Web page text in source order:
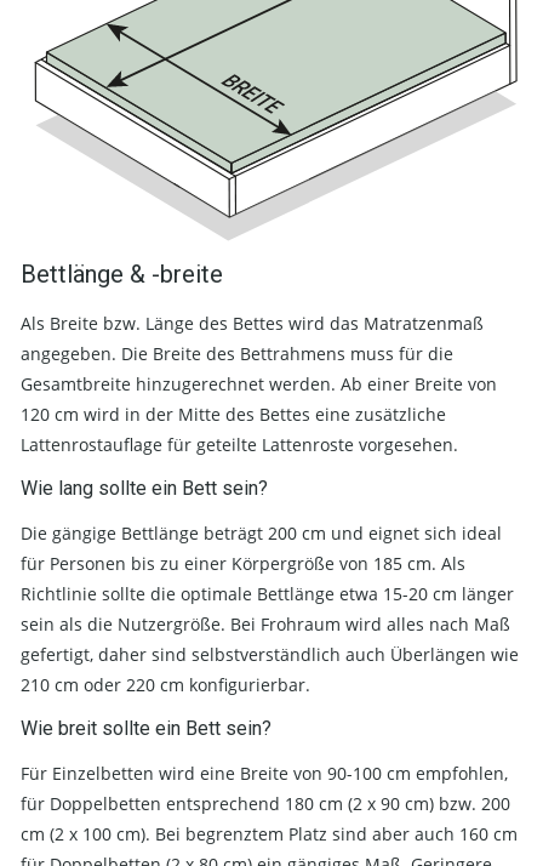
Bettlänge & -breite
Als Breite bzw. Länge des Bettes wird das Matratzenmaß
angegeben. Die Breite des Bettrahmens muss für die
Gesamtbreite hinzugerechnet werden. Ab einer Breite von
120 cm wird in der Mitte des Bettes eine zusätzliche
Lattenrostauflage für geteilte Lattenroste vorgesehen.
Wie lang sollte ein Bett sein?
Die gängige Bettlänge beträgt 200 cm und eignet sich ideal
für Personen bis zu einer Körpergröße von 185 cm. Als
Richtlinie sollte die optimale Bettlänge etwa 15-20 cm länger
sein als die Nutzergröße. Bei Frohraum wird alles nach Maß
gefertigt, daher sind selbstverständlich auch Überlängen wie
210 cm oder 220 cm konfigurierbar.
Wie breit sollte ein Bett sein?
Für Einzelbetten wird eine Breite von 90-100 cm empfohlen,
für Doppelbetten entsprechend 180 cm (2 x 90 cm) bzw. 200
cm (2 x 100 cm). Bei begrenztem Platz sind aber auch 160 cm